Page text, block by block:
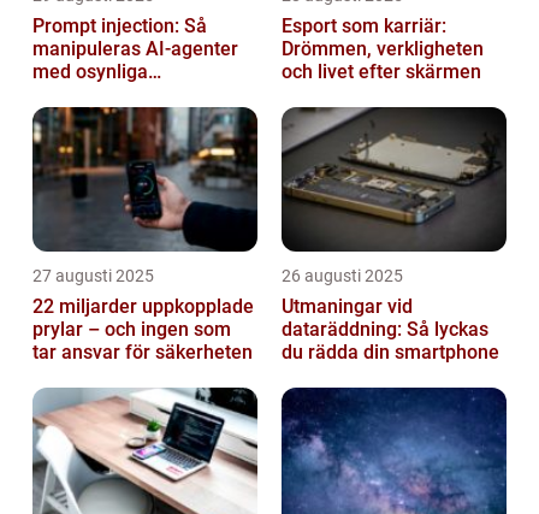
Prompt injection: Så
manipuleras AI-agenter
med osynliga
Esport som karriär:
Drömmen, verkligheten
och livet efter skärmen
27 augusti 2025
22 miljarder uppkopplade
prylar – och ingen som
tar ansvar för säkerheten
26 augusti 2025
Utmaningar vid
dataräddning: Så lyckas
du rädda din smartphone